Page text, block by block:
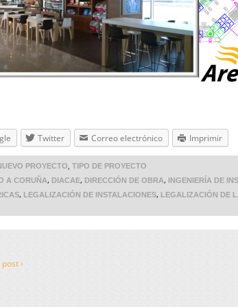
Twitter Correo electrónico Imprimir
PROYECTO, TIPO DE PROYECTO
A CORUÑA, DIACAE, DIRECCIÓN DE OBRA, INGENIERÍA DE
, LEGALIZACIÓN DE INSTALACIONES, LEGALIZACIÓN DE
›